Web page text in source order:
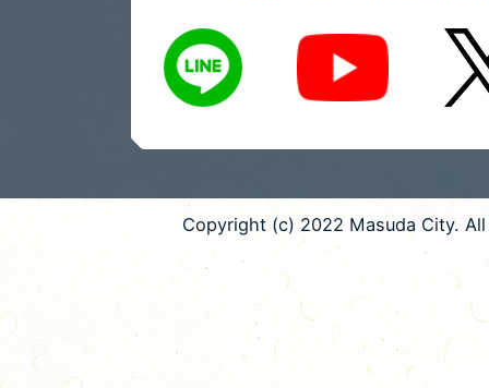
LINE
Youtube X
Copyright (c) 2022 Masuda City.